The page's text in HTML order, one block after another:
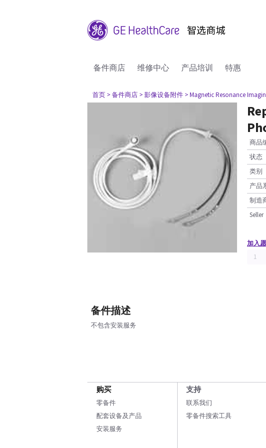
备件商店 维修中心 产品培训 特惠
首页 > 备件商店 > 影像设备附件 > Magnetic Resonance
商品
状态
类别
产品
制造
Seller
加入
备件描述
不包含安装服务
购买
零备件
配套设备及产品
安装服务
支持
联系我们
零备件搜索工具